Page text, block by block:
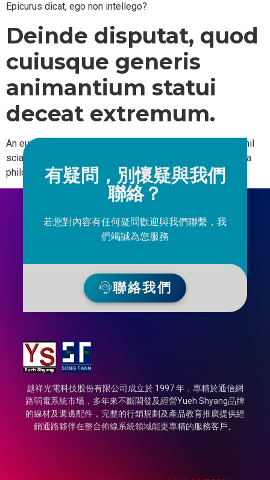
Epicurus dicat, ego non intellego?
Deinde disputat, quod
cuiusque generis
animantium statui
deceat extremum.
An eum discere ea mavis, quae cum plane perdidiceriti nihil
sciat? Sed mehercule pergrata mihi oratio tua. Iam in altera
philosophiae parte.
有疑問，別懷疑與我們
聯絡？
若您對內容有任何疑問歡迎與我們聯繫，我
們竭誠為您服務
聯絡我們
越祥光電科技股份有限公司成立於 1997 年，專精於通信網
路弱電系統市場，多年來不斷開發及經營Yueh Shyang品牌
的線材及週邊配件，完整的行銷規劃及產品教育推廣提供經
銷通路夥伴在整合佈線系統領域能更專精的服務客戶。